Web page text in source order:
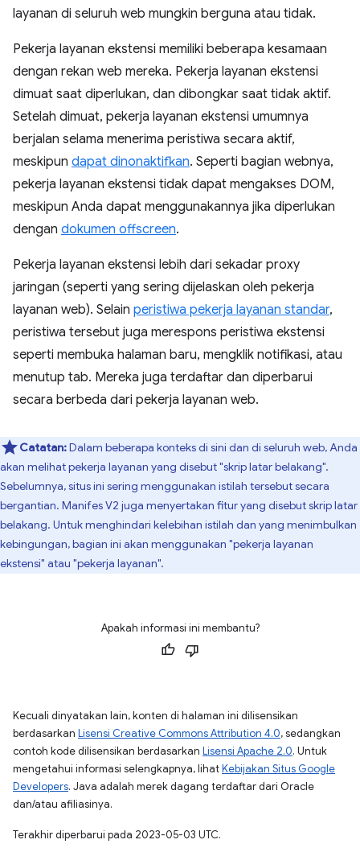
layanan di seluruh web mungkin berguna atau tidak.
Pekerja layanan ekstensi memiliki beberapa kesamaan
dengan rekan web mereka. Pekerja layanan ekstensi
dimuat saat diperlukan, dan dibongkar saat tidak aktif.
Setelah dimuat, pekerja layanan ekstensi umumnya
berjalan selama menerima peristiwa secara aktif,
meskipun dapat dinonaktifkan. Seperti bagian webnya,
pekerja layanan ekstensi tidak dapat mengakses DOM,
meskipun Anda dapat menggunakannya jika diperlukan
dengan dokumen offscreen.
Pekerja layanan ekstensi lebih dari sekadar proxy
jaringan (seperti yang sering dijelaskan oleh pekerja
layanan web). Selain peristiwa pekerja layanan standar,
peristiwa tersebut juga merespons peristiwa ekstensi
seperti membuka halaman baru, mengklik notifikasi, atau
menutup tab. Mereka juga terdaftar dan diperbarui
secara berbeda dari pekerja layanan web.
Catatan:Dalam beberapa konteks di sini dan di seluruh web, Anda
akan melihat pekerja layanan yang disebut "skrip latar belakang".
Sebelumnya, situs ini sering menggunakan istilah tersebut secara
bergantian. Manifes V2 juga menyertakan fitur yang disebut skrip latar
belakang. Untuk menghindari kelebihan istilah dan yang menimbulkan
kebingungan, bagian ini akan menggunakan "pekerja layanan
ekstensi" atau "pekerja layanan".
Apakah informasi ini membantu?
Kecuali dinyatakan lain, konten di halaman ini dilisensikan
berdasarkan Lisensi Creative Commons Attribution 4.0, sedangkan
contoh kode dilisensikan berdasarkan Lisensi Apache 2.0. Untuk
mengetahui informasi selengkapnya, lihatKebijakan Situs Google
Developers. Java adalah merek dagang terdaftar dari Oracle
dan/atau afiliasinya.
Terakhir diperbarui pada 2023-05-03 UTC.